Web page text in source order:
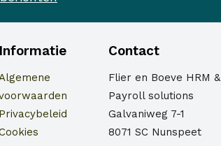
Informatie
Privacybeleid
Contact
Flier en Boeve HRM &
Payroll solutions
Galvaniweg 7-1
8071 SC Nunspeet